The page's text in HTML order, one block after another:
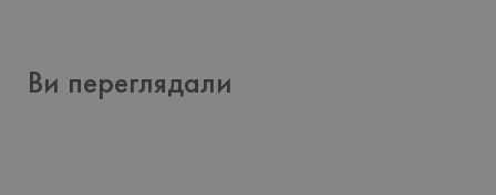
Ви переглядали